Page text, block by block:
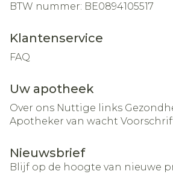
BTW nummer: BE0894105517
Klantenservice
FAQ
Uw apotheek
Over ons Nuttige links
Apotheker van wacht
Nieuwsbrief
Blijf op de hoogte van nieuwe